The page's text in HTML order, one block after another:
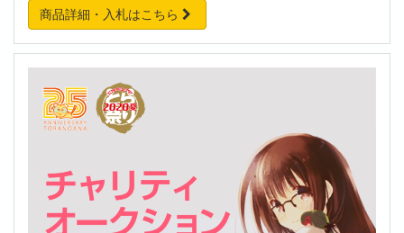
商品詳細・入札はこちら